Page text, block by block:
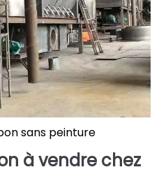
sans peinture
à vendre chez